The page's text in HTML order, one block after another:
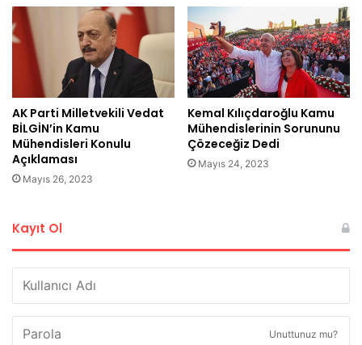
AK Parti Milletvekili Vedat
BİLGİN’in Kamu
Mühendisleri Konulu
Açıklaması
Mayıs 26, 2023
Kemal Kılıçdaroğlu Kamu
Mühendislerinin Sorununu
Çözeceğiz Dedi
Mayıs 24, 2023
Kayıt Ol
Unuttunuz mu?